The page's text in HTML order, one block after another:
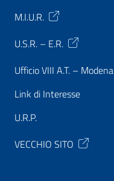
M.I.U.R.
U.S.R. – E.R.
Ufficio VIII A.T. – Modena
Link di Interesse
U.R.P.
VECCHIO SITO